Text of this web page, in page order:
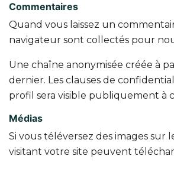
Commentaires
Quand vous laissez un
navigateur sont collectés pour
Une chaîne anonymisée créée à
dernier. Les clauses de
profil sera visible publiquement à
Médias
Si vous téléversez des images sur
visitant votre site peuvent